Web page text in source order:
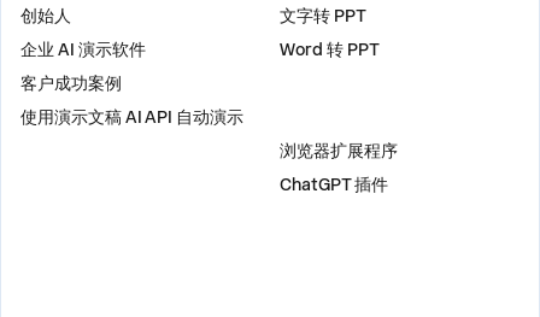
创始人
企业 AI 演示软件
客户成功案例
使用演示文稿 AI API 自动演示
文字转 PPT
Word 转 PPT
浏览器扩展程序
ChatGPT 插件